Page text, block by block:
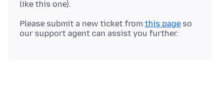
Please submit a new ticket from this page so